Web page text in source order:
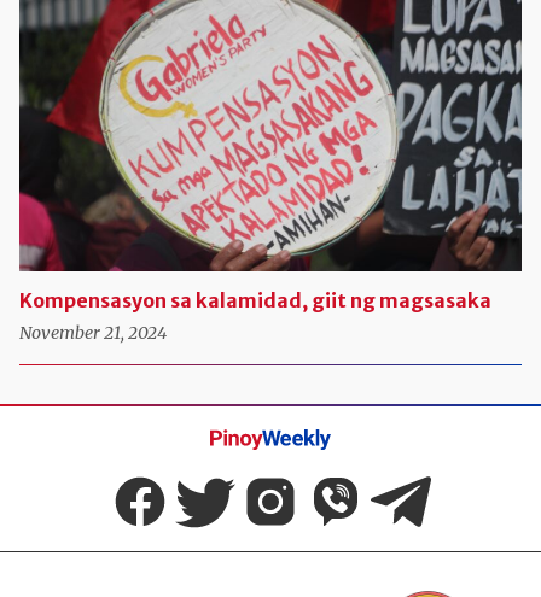
Kompensasyon sa kalamidad, giit ng magsasaka
November 21, 2024
Pinoy
Weekly